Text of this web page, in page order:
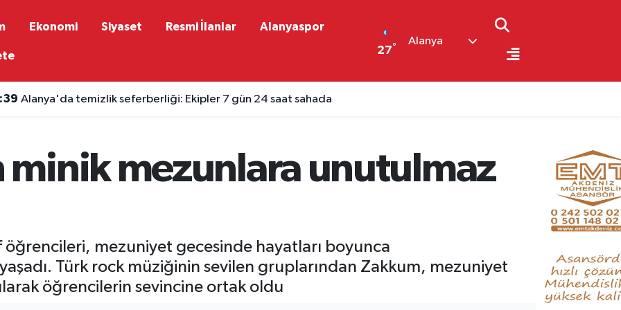
Ekonomi Siyaset Resmi İlanlar Alanyaspor
27°
Alanya
Alanya'nın kültürel zenginlikleri Letonya'da tanıtıldı
minik mezunlara unutulmaz
öğrencileri, mezuniyet gecesinde hayatları boyunca
Türk rock müziğinin sevilen gruplarından Zakkum, mezuniyet
öğrencilerin sevincine ortak oldu